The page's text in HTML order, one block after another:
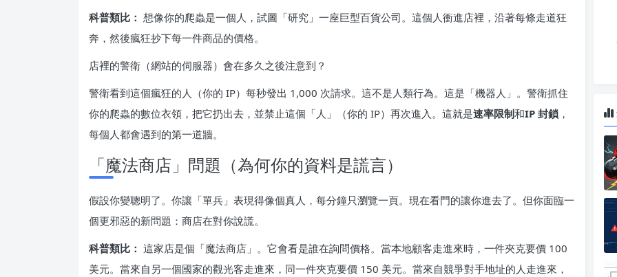
科普類比： 想像你的爬蟲是一個人，試圖「研究」一座巨型百貨公司。這個人衝進店裡，沿著每條走道狂
奔，然後瘋狂抄下每一件商品的價格。
店裡的警衛（網站的伺服器）會在多久之後注意到？
警衛看到這個瘋狂的人（你的 IP）每秒發出 1,000 次請求。這不是人類行為。這是「機器人」。警衛抓住
你的爬蟲的數位衣領，把它扔出去，並禁止這個「人」（你的 IP）再次進入。這就是速率限制和IP 封鎖 ，
每個人都會遇到的第一道牆。
「魔法商店」問題（為何你的資料是謊言）
假設你變聰明了。你讓「單兵」表現得像個真人，每分鐘只瀏覽一頁。現在看門的讓你進去了。但你面臨一
個更邪惡的新問題：商店在對你說謊。
科普類比： 這家店是個「魔法商店」。它會看是誰在詢問價格。當本地顧客走進來時，一件夾克要價 100
美元。當來自另一個國家的觀光客走進來，同一件夾克要價 150 美元。當來自競爭對手地址的人走進來，